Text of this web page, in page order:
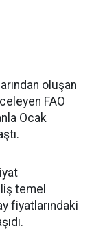
oluşan
FAO
Ocak
temel
fiyatlarındaki